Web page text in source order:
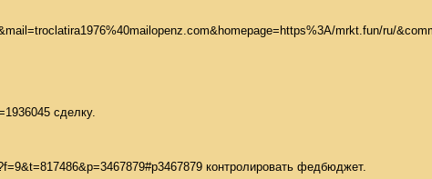
mrkt.fun/ru/
сделку.
контролировать федбюджет.